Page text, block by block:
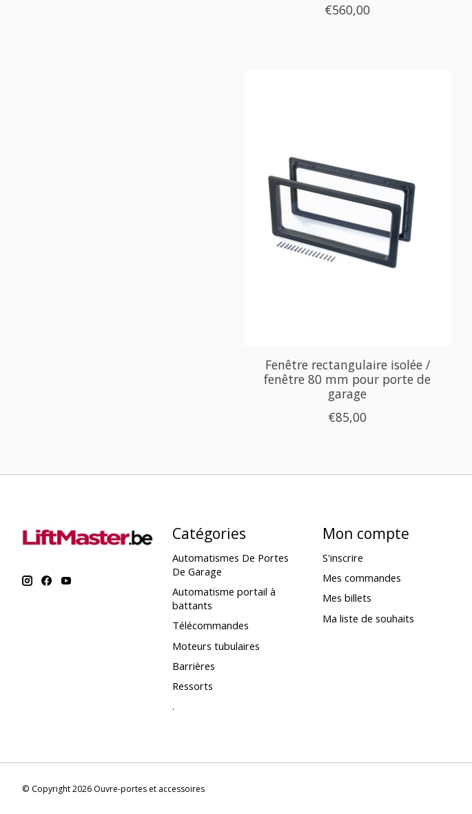
€560,00
Fenêtre rectangulaire isolée /
fenêtre 80 mm pour porte de
garage
€85,00
Catégories
Automatismes De Portes
De Garage
Automatisme portail à
battants
Télécommandes
Moteurs tubulaires
Barrières
Ressorts
.
Mon compte
S'inscrire
Mes commandes
Mes billets
Ma liste de souhaits
© Copyright 2026 Ouvre-portes et accessoires